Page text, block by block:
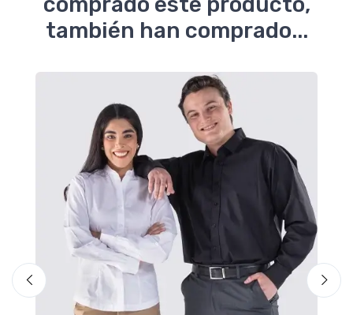
también han comprado...